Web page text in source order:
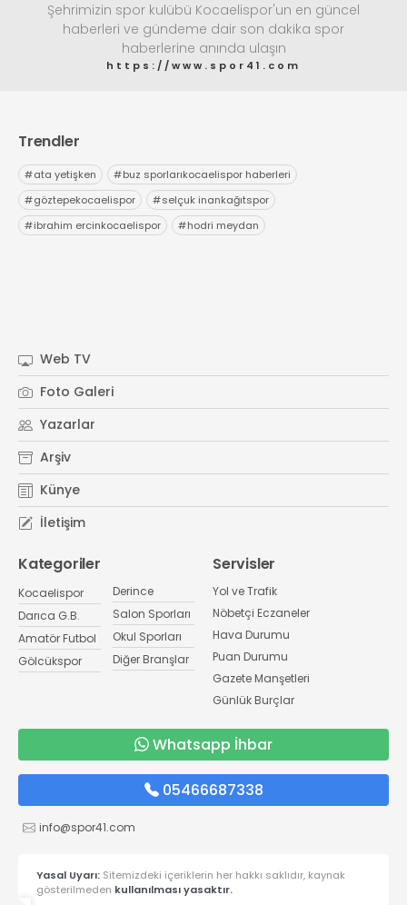
Şehrimizin spor kulübü Kocaelispor'un en güncel
haberleri ve gündeme dair son dakika spor
haberlerine anında ulaşın
https://www.spor41.com
Trendler
#ata yetişken #buz sporlarıkocaelispor haberleri
#göztepekocaelispor #selçuk inankağıtspor
#ibrahim ercinkocaelispor #hodri meydan
Web TV
Foto Galeri
Yazarlar
Arşiv
Künye
İletişim
Kategoriler
Kocaelispor
Darıca G.B.
Amatör Futbol
Gölcükspor
Derince
Salon Sporları
Okul Sporları
Diğer Branşlar
Servisler
Yol ve Trafik
Nöbetçi Eczaneler
Hava Durumu
Puan Durumu
Gazete Manşetleri
Günlük Burçlar
Whatsapp İhbar
05466687338
info@spor41.com
Yasal Uyarı: Sitemizdeki içeriklerin her hakkı saklıdır, kaynak
gösterilmeden kullanılması yasaktır.